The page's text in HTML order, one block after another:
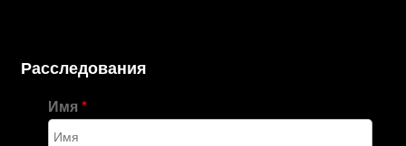
Расследования
Имя*